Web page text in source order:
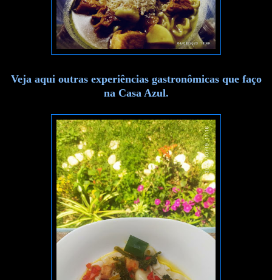
Veja aqui outras experiências gastronômicas que faço
na Casa Azul.